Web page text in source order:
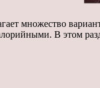
множество
В этом